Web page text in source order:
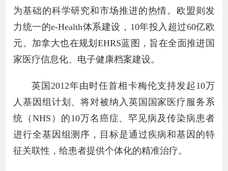
为基础的科学研究和市场推进的热情。欧盟则发
力统一的e-Health体系建设，10年投入超过60亿欧
元。加拿大也在规划EHRS蓝图，旨在全面推进国
家医疗信息化、电子健康档案建设。
英国2012年由时任首相卡梅伦支持发起10万
人基因组计划、将对被纳入英国国家医疗服务系
统（NHS）的10万名癌症、罕见病及传染病患者
进行全基因组测序，目标是通过疾病和基因的特
征关联性，给患者提供个体化的精准治疗。